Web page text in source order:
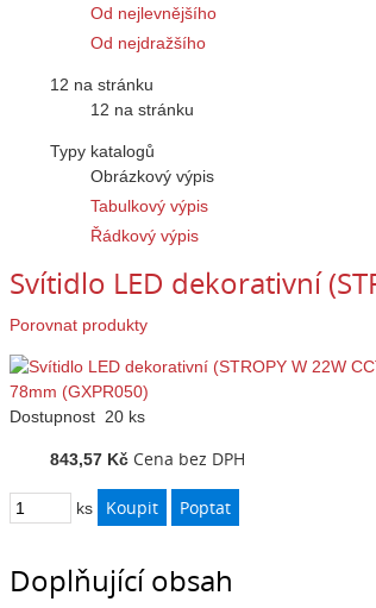
Od nejlevnějšího
Od nejdražšího
12 na stránku
12 na stránku
Typy katalogů
Obrázkový výpis
Tabulkový výpis
Řádkový výpis
Svítidlo LED dekorativní
Porovnat produkty
Dostupnost 20 ks
843,57 Kč Cena bez DPH
ks
Doplňující obsah